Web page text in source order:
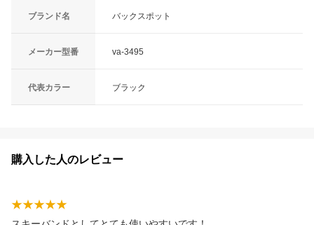
ブランド名 バックスポット
メーカー型番 va-3495
代表カラー ブラック
購入した人のレビュー